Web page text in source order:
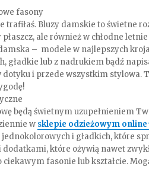
fasony
Bluzy damskie to świetne
ale również w chłodne
– modele w najlepszych
gładkie lub z nadrukiem bądź
dotyku i przede wszystkim stylowa.
będą świetnym uzupełnieniem
w sklepie odzieżowym online
i gładkich, które
które ożywią nawet
fasonie lub kształcie.